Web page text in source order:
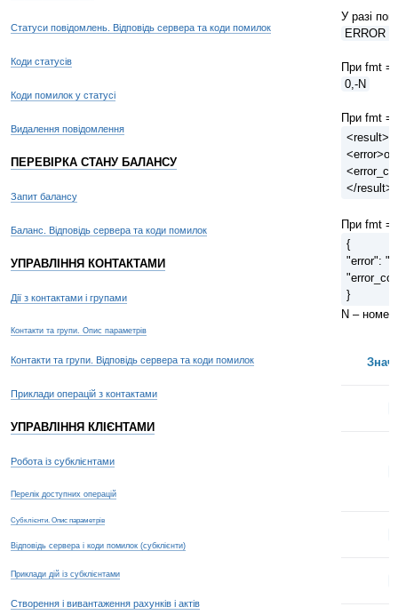
Статуси повідомлень. Відповідь сервера та коди помилок
Коди статусів
Коди помилок у статусі
Видалення повідомлення
ПЕРЕВІРКА СТАНУ БАЛАНСУ
Запит балансу
Баланс. Відповідь сервера та коди помилок
УПРАВЛІННЯ КОНТАКТАМИ
Дії з контактами і групами
Контакти та групи. Опис параметрів
Контакти та групи. Відповідь сервера та коди помилок
Приклади операцій з контактами
УПРАВЛІННЯ КЛІЄНТАМИ
Робота із субклієнтами
Перелік доступних операцій
Субклієнти. Опис параметрів
Відповідь сервера і коди помилок (субклієнти)
Приклади дій із субклієнтами
Створення і вивантаження рахунків і актів
У разі
ERROR
При fmt =
0,-N
При fmt =
<result>
</result>
При fmt =
{
"error":
}
N –